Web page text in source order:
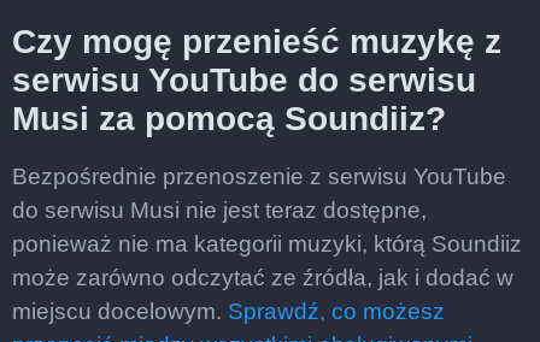
Czy mogę przenieść muzykę z
serwisu YouTube do serwisu
Musi za pomocą Soundiiz?
Bezpośrednie przenoszenie z serwisu YouTube
do serwisu Musi nie jest teraz dostępne,
ponieważ nie ma kategorii muzyki, którą Soundiiz
może zarówno odczytać ze źródła, jak i dodać w
miejscu docelowym. Sprawdź, co możesz